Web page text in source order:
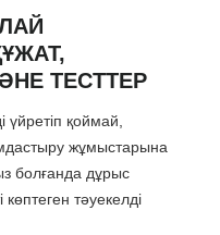
ТЕСТТЕР
үйретіп қоймай,
жұмыстарына
болғанда дұрыс
тәуекелді